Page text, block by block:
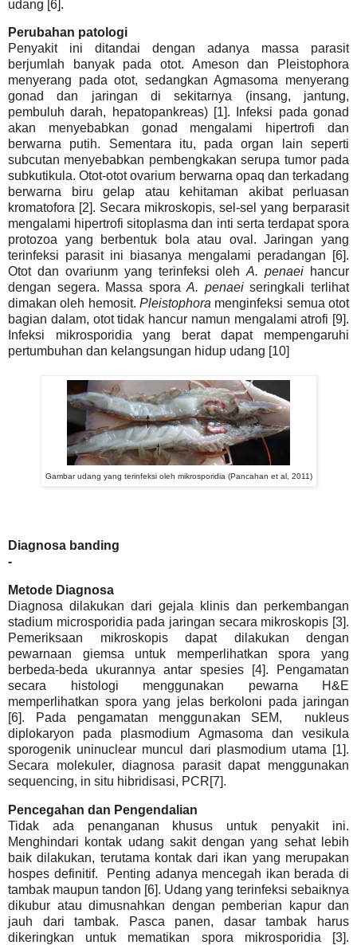
udang [6].
Perubahan patologi
Penyakit ini ditandai dengan adanya massa parasit
berjumlah banyak pada otot. Ameson dan Pleistophora
menyerang pada otot, sedangkan Agmasoma menyerang
gonad dan jaringan di sekitarnya (insang, jantung,
pembuluh darah, hepatopankreas) [1]. Infeksi pada gonad
akan menyebabkan gonad mengalami hipertrofi dan
berwarna putih. Sementara itu, pada organ lain seperti
subcutan menyebabkan pembengkakan serupa tumor pada
subkutikula. Otot-otot ovarium berwarna opaq dan terkadang
berwarna biru gelap atau kehitaman akibat perluasan
kromatofora [2]. Secara mikroskopis, sel-sel yang berparasit
mengalami hipertrofi sitoplasma dan inti serta terdapat spora
protozoa yang berbentuk bola atau oval. Jaringan yang
terinfeksi parasit ini biasanya mengalami peradangan [6].
Otot dan ovariunm yang terinfeksi olehA. penaei hancur
dengan segera. Massa sporaA. penaeiseringkali terlihat
dimakan oleh hemosit. Pleistophora menginfeksi semua otot
bagian dalam, otot tidak hancur namun mengalami atrofi [9].
Infeksi mikrosporidia yang berat dapat mempengaruhi
pertumbuhan dan kelangsungan hidup udang [10]
Gambar udang yang terinfeksi oleh mikrosporidia (Pancahan et al, 2011)
Diagnosa banding
-
Metode Diagnosa
Diagnosa dilakukan dari gejala klinis dan perkembangan
stadium microsporidia pada jaringan secara mikroskopis [3].
Pemeriksaan mikroskopis dapat dilakukan dengan
pewarnaan giemsa untuk memperlihatkan spora yang
berbeda-beda ukurannya antar spesies [4]. Pengamatan
secara histologi menggunakan pewarna H&E
memperlihatkan spora yang jelas berkoloni pada jaringan
[6]. Pada pengamatan menggunakan SEM, nukleus
diplokaryon pada plasmodium Agmasoma dan vesikula
sporogenik uninuclear muncul dari plasmodium utama [1].
Secara molekuler, diagnosa parasit dapat menggunakan
sequencing, in situ hibridisasi, PCR[7].
Pencegahan dan Pengendalian
Tidak ada penanganan khusus untuk penyakit ini.
Menghindari kontak udang sakit dengan yang sehat lebih
baik dilakukan, terutama kontak dari ikan yang merupakan
hospes definitif. Penting adanya mencegah ikan berada di
tambak maupun tandon [6]. Udang yang terinfeksi sebaiknya
dikubur atau dimusnahkan dengan pemberian kapur dan
jauh dari tambak. Pasca panen, dasar tambak harus
dikeringkan untuk mematikan spora mikrosporidia [3].